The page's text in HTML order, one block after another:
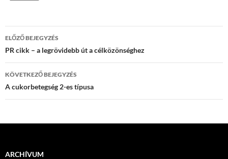
Bejegyzés
navigáció
ELŐZŐ BEJEGYZÉS
PR cikk – a legrövidebb út a célközönséghez
KÖVETKEZŐ BEJEGYZÉS
A cukorbetegség 2-es típusa
ARCHÍVUM